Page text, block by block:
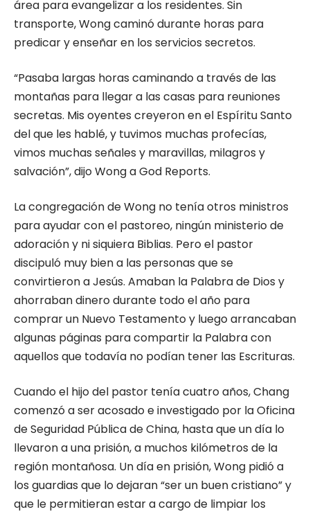
área para evangelizar a los residentes. Sin
transporte, Wong caminó durante horas para
predicar y enseñar en los servicios secretos.
“Pasaba largas horas caminando a través de las
montañas para llegar a las casas para reuniones
secretas. Mis oyentes creyeron en el Espíritu Santo
del que les hablé, y tuvimos muchas profecías,
vimos muchas señales y maravillas, milagros y
salvación”, dijo Wong a God Reports.
La congregación de Wong no tenía otros ministros
para ayudar con el pastoreo, ningún ministerio de
adoración y ni siquiera Biblias. Pero el pastor
discipuló muy bien a las personas que se
convirtieron a Jesús. Amaban la Palabra de Dios y
ahorraban dinero durante todo el año para
comprar un Nuevo Testamento y luego arrancaban
algunas páginas para compartir la Palabra con
aquellos que todavía no podían tener las Escrituras.
Cuando el hijo del pastor tenía cuatro años, Chang
comenzó a ser acosado e investigado por la Oficina
de Seguridad Pública de China, hasta que un día lo
llevaron a una prisión, a muchos kilómetros de la
región montañosa. Un día en prisión, Wong pidió a
los guardias que lo dejaran “ser un buen cristiano” y
que le permitieran estar a cargo de limpiar los